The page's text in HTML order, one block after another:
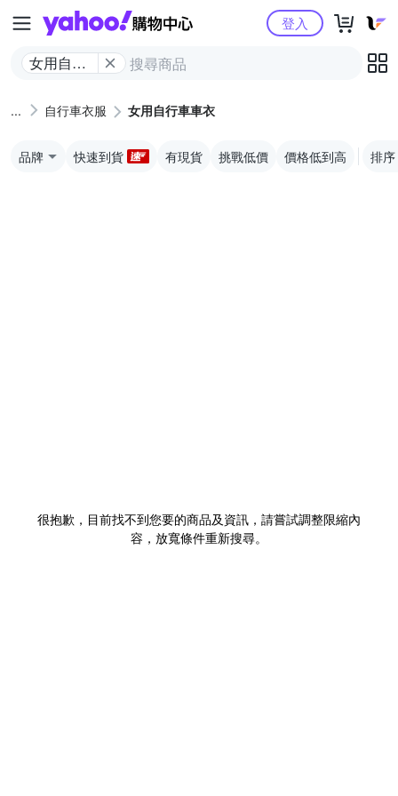
Yahoo購物中心
女用自行
登入
自行車衣服 女用自行車車衣
品牌 快速到貨 有現貨 挑戰低價 價格低到高 排序
很抱歉，目前找不到您要的商品及資訊，請嘗試調整限縮內
容，放寬條件重新搜尋。